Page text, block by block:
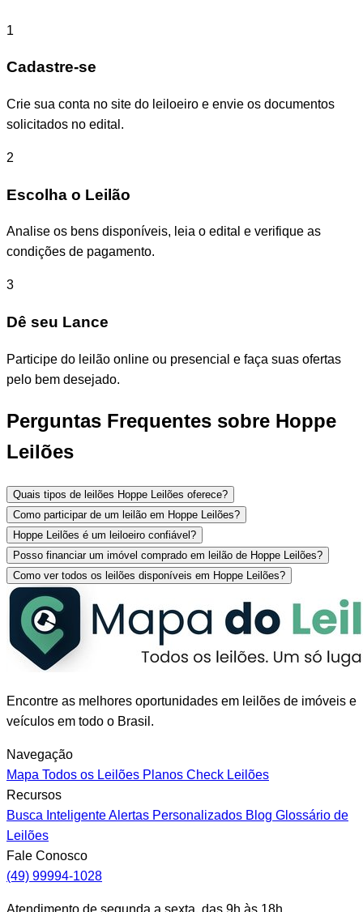
1
Cadastre-se
Crie sua conta no site do leiloeiro e envie os documentos
solicitados no edital.
2
Escolha o Leilão
Analise os bens disponíveis, leia o edital e verifique as
condições de pagamento.
3
Dê seu Lance
Participe do leilão online ou presencial e faça suas ofertas
pelo bem desejado.
Perguntas Frequentes sobre Hoppe
Leilões
Quais tipos de leilões Hoppe Leilões oferece?
Como participar de um leilão em Hoppe Leilões?
Hoppe Leilões é um leiloeiro confiável?
Posso financiar um imóvel comprado em leilão de Hoppe Leilões?
Como ver todos os leilões disponíveis em Hoppe Leilões?
Encontre as melhores oportunidades em leilões de imóveis e
veículos em todo o Brasil.
Navegação
Mapa Todos os Leilões Planos Check Leilões
Recursos
Busca InteligenteAlertas Personalizados Blog Glossário de
Leilões
Fale Conosco
(49) 99994-1028
Atendimento de segunda a sexta, das 9h às 18h